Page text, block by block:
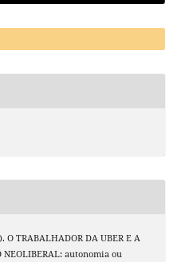
O TRABALHADOR DA UBER E A
NEOLIBERAL: autonomia ou